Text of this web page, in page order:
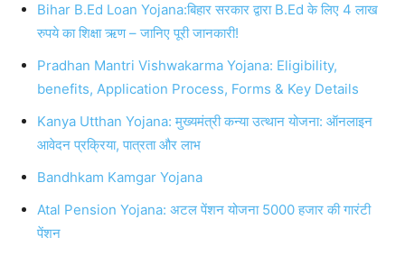
Bihar B.Ed Loan Yojana:बिहार सरकार द्वारा B.Ed के लिए 4 लाख
रुपये का शिक्षा ऋण – जानिए पूरी जानकारी!
Pradhan Mantri Vishwakarma Yojana: Eligibility,
benefits, Application Process, Forms & Key Details
Kanya Utthan Yojana: मुख्यमंत्री कन्या उत्थान योजना: ऑनलाइन
आवेदन प्रक्रिया, पात्रता और लाभ
Bandhkam Kamgar Yojana
Atal Pension Yojana: अटल पेंशन योजना 5000 हजार की गारंटी
पेंशन